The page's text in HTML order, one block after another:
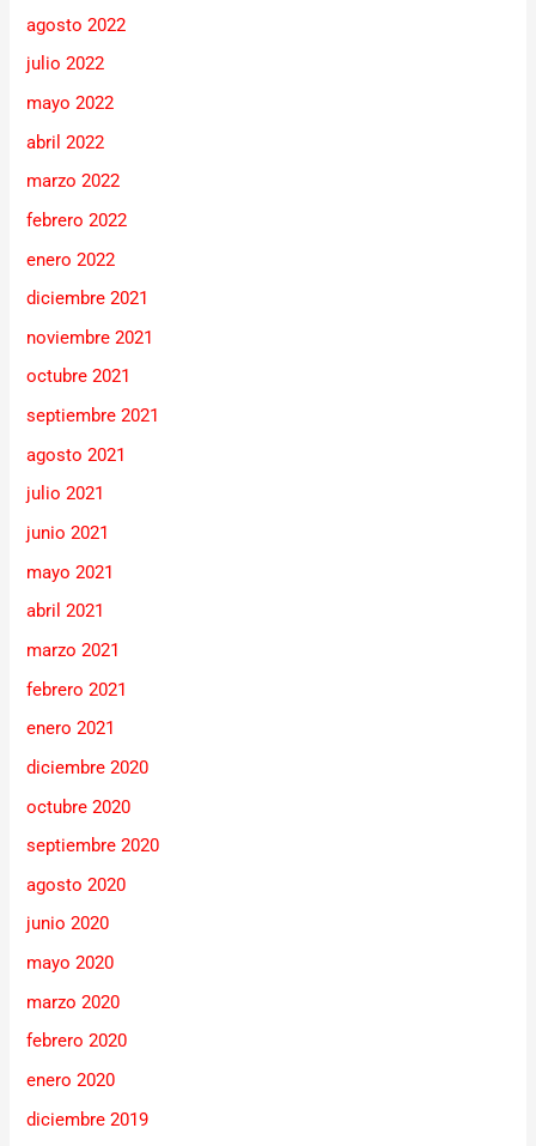
agosto 2022
julio 2022
mayo 2022
abril 2022
marzo 2022
febrero 2022
enero 2022
diciembre 2021
noviembre 2021
octubre 2021
septiembre 2021
agosto 2021
julio 2021
junio 2021
mayo 2021
abril 2021
marzo 2021
febrero 2021
enero 2021
diciembre 2020
octubre 2020
septiembre 2020
agosto 2020
junio 2020
mayo 2020
marzo 2020
febrero 2020
enero 2020
diciembre 2019